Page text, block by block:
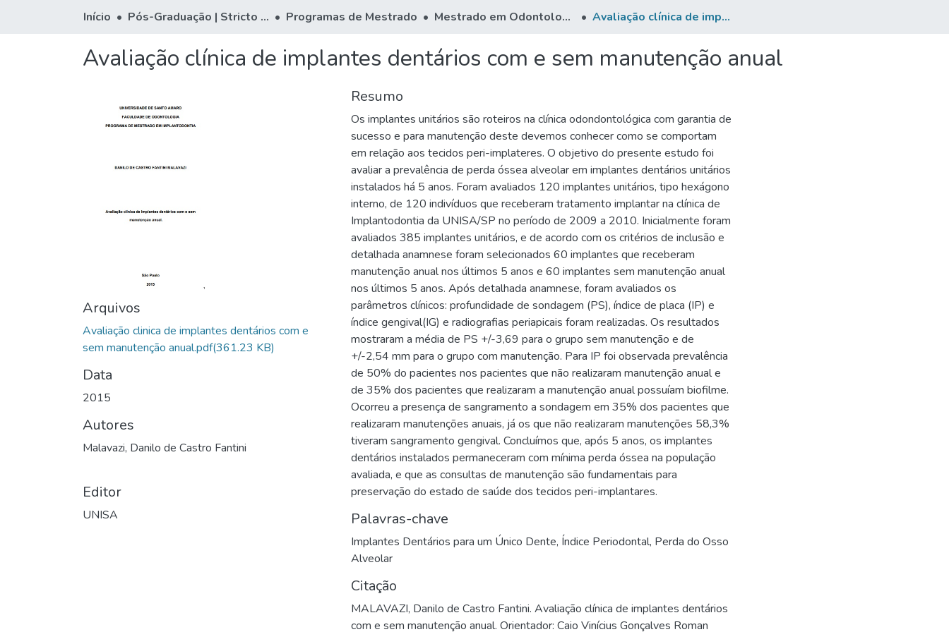
Início Pós-Graduação | Stricto Sensu Programas de Mestrado Mestrado em Odontologia Avaliação clínica de implantes dentários com e sem manutenção anual
Avaliação clínica de implantes dentários com e sem manutenção anual
Arquivos
Avaliação clinica de implantes dentários com e
sem manutenção anual.pdf(361.23 KB)
Data
2015
Autores
Malavazi, Danilo de Castro Fantini
Editor
UNISA
Resumo
Os implantes unitários são roteiros na clínica odondontológica com garantia de
sucesso e para manutenção deste devemos conhecer como se comportam
em relação aos tecidos peri-implateres. O objetivo do presente estudo foi
avaliar a prevalência de perda óssea alveolar em implantes dentários unitários
instalados há 5 anos. Foram avaliados 120 implantes unitários, tipo hexágono
interno, de 120 indivíduos que receberam tratamento implantar na clínica de
Implantodontia da UNISA/SP no período de 2009 a 2010. Inicialmente foram
avaliados 385 implantes unitários, e de acordo com os critérios de inclusão e
detalhada anamnese foram selecionados 60 implantes que receberam
manutenção anual nos últimos 5 anos e 60 implantes sem manutenção anual
nos últimos 5 anos. Após detalhada anamnese, foram avaliados os
parâmetros clínicos: profundidade de sondagem (PS), índice de placa (IP) e
índice gengival(IG) e radiografias periapicais foram realizadas. Os resultados
mostraram a média de PS +/-3,69 para o grupo sem manutenção e de
+/-2,54 mm para o grupo com manutenção. Para IP foi observada prevalência
de 50% do pacientes nos pacientes que não realizaram manutenção anual e
de 35% dos pacientes que realizaram a manutenção anual possuíam biofilme.
Ocorreu a presença de sangramento a sondagem em 35% dos pacientes que
realizaram manutenções anuais, já os que não realizaram manutenções 58,3%
tiveram sangramento gengival. Concluímos que, após 5 anos, os implantes
dentários instalados permaneceram com mínima perda óssea na população
avaliada, e que as consultas de manutenção são fundamentais para
preservação do estado de saúde dos tecidos peri-implantares.
Palavras-chave
Implantes Dentários para um Único Dente, Índice Periodontal, Perda do Osso
Alveolar
Citação
MALAVAZI, Danilo de Castro Fantini. Avaliação clínica de implantes dentários
com e sem manutenção anual. Orientador: Caio Vinícius Gonçalves Roman